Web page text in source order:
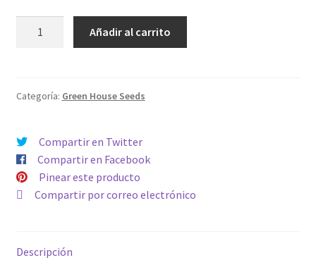
1
Añadir al carrito
Categoría: Green House Seeds
Compartir en Twitter
Compartir en Facebook
Pinear este producto
Compartir por correo electrónico
Descripción